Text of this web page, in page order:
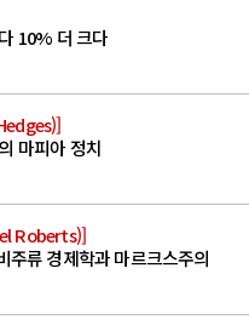
10% 더 크다
마피아 정치
Roberts)]
주류 경제학과 마르크스주의